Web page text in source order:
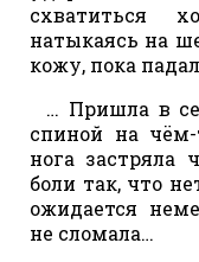
схватиться
натыкаясь на
кожу, пока
… Пришла в
спиной на
нога застряла
боли так, что
ожидается
не сломала…